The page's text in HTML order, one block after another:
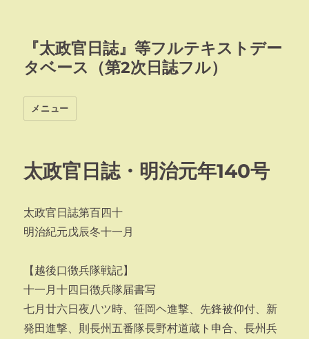
『太政官日誌』等フルテキストデー
タベース（第2次日誌フル）
メニュー
太政官日誌・明治元年140号
太政官日誌第百四十
明治紀元戊辰冬十一月
【越後口徴兵隊戦記】
十一月十四日徴兵隊届書写
七月廿六日夜八ツ時、笹岡ヘ進撃、先鋒被仰付、新
発田進撃、則長州五番隊長野村道蔵ト申合、長州兵